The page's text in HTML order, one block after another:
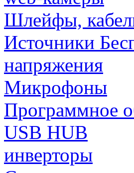
Шлейфы,
Источники
напряжения
Микрофоны
Программное
USB HUB
инверторы